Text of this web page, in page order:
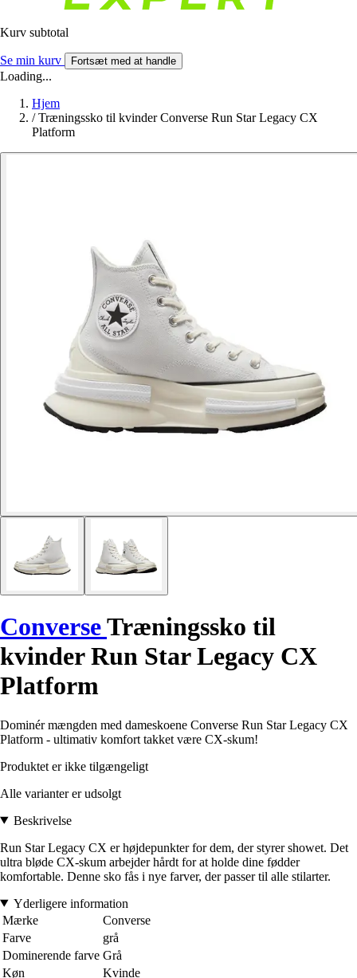
Kurv subtotal
Se min kurv Fortsæt med at handle
Loading...
Hjem
/ Træningssko til kvinder Converse Run Star Legacy CX
Platform
ConverseTræningssko til
kvinder Run Star Legacy CX
Platform
Dominér mængden med dameskoene Converse Run Star Legacy CX
Platform - ultimativ komfort takket være CX-skum!
Produktet er ikke tilgængeligt
Alle varianter er udsolgt
Beskrivelse
Run Star Legacy CX er højdepunkter for dem, der styrer showet. Det
ultra bløde CX-skum arbejder hårdt for at holde dine fødder
komfortable. Denne sko fås i nye farver, der passer til alle stilarter.
Yderligere information
Mærke
Converse
Farve
grå
Dominerende farve Grå
Køn
Kvinde